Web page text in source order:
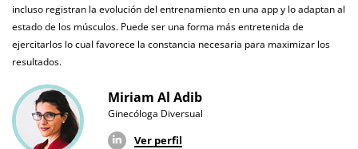
Envío discreto Paquete discreto y sin distintivos
Garantías 3 años de garantía
original
¿Cuándo lo
recibo?
incluso registran la evolución del entrenamiento en una app y lo adaptan al
estado de los músculos. Puede ser una forma más entretenida de
ejercitarlos lo cual favorece la constancia necesaria para maximizar los
resultados.
Miriam Al Adib
Ginecóloga Diversual
Ver perfil